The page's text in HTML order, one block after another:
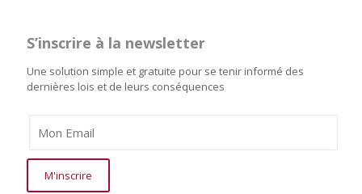
S’inscrire à la newsletter
Une solution simple et gratuite pour se tenir informé des
dernières lois et de leurs conséquences